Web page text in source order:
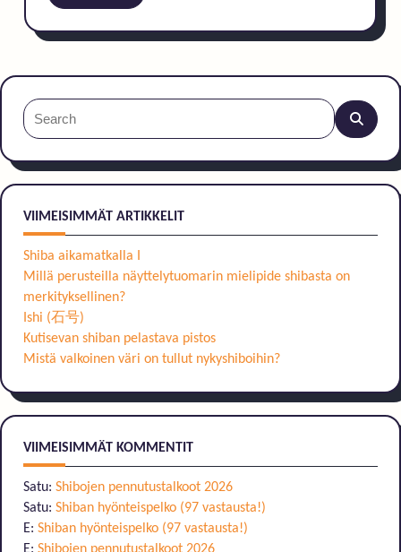
Search
for:
VIIMEISIMMÄT ARTIKKELIT
Shiba aikamatkalla I
Millä perusteilla näyttelytuomarin mielipide shibasta on
merkityksellinen?
Ishi (石号)
Kutisevan shiban pelastava pistos
Mistä valkoinen väri on tullut nykyshiboihin?
VIIMEISIMMÄT KOMMENTIT
Satu: Shibojen pennutustalkoot 2026
Satu: Shiban hyönteispelko (97 vastausta!)
E: Shiban hyönteispelko (97 vastausta!)